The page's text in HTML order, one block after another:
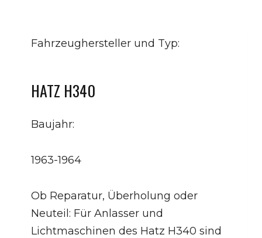
Fahrzeughersteller und Typ:
HATZ H340
Baujahr:
1963-1964
Ob Reparatur, Überholung oder
Neuteil: Für Anlasser und
Lichtmaschinen des Hatz H340 sind